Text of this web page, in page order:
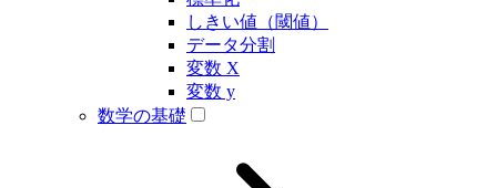
しきい値（閾値）
データ分割
変数 X
変数 y
数学の基礎